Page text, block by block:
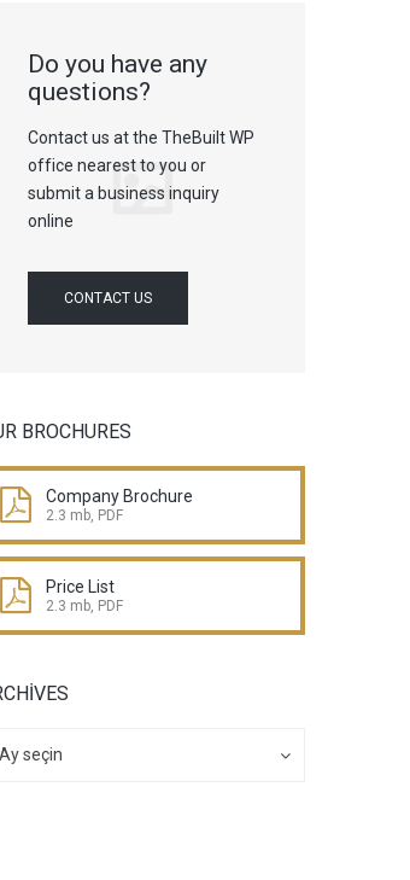
Do you have any
questions?
Contact us at the TheBuilt WP
office nearest to you or
submit a business inquiry
online
CONTACT US
BROCHURES
Company Brochure
2.3 mb, PDF
Price List
2.3 mb, PDF
Ay seçin